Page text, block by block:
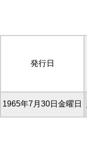
発行日
1965年7月30日金曜日